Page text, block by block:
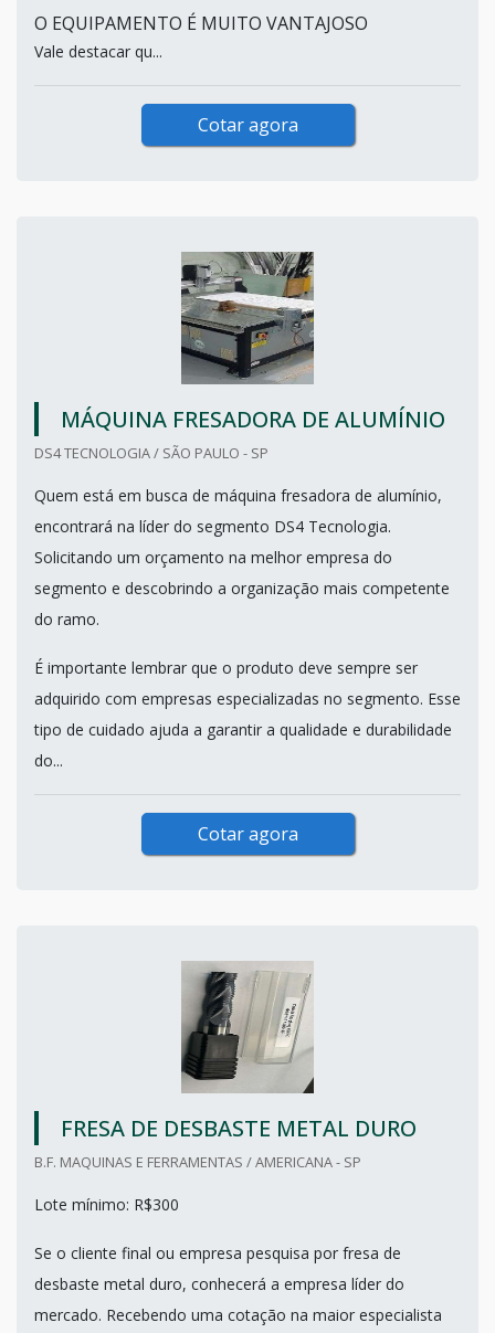
O EQUIPAMENTO É MUITO VANTAJOSO
Vale destacar qu...
Cotar agora
MÁQUINA FRESADORA DE ALUMÍNIO
DS4 TECNOLOGIA / SÃO PAULO - SP
Quem está em busca de máquina fresadora de alumínio,
encontrará na líder do segmento DS4 Tecnologia.
Solicitando um orçamento na melhor empresa do
segmento e descobrindo a organização mais competente
do ramo.
É importante lembrar que o produto deve sempre ser
adquirido com empresas especializadas no segmento. Esse
tipo de cuidado ajuda a garantir a qualidade e durabilidade
do...
Cotar agora
FRESA DE DESBASTE METAL DURO
B.F. MAQUINAS E FERRAMENTAS / AMERICANA - SP
Lote mínimo: R$300
Se o cliente final ou empresa pesquisa por fresa de
desbaste metal duro, conhecerá a empresa líder do
mercado. Recebendo uma cotação na maior especialista